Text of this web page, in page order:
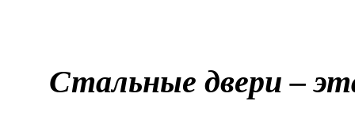
Стальные двери –